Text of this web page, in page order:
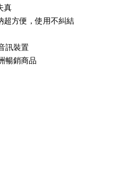
真
超方便，使用不糾結
訊裝置
暢銷商品